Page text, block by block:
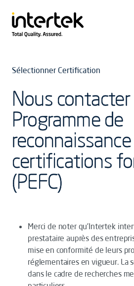
Sélectionner Certification
Nous contacter
Programme de
certifications
(PEFC)
Merci de noter qu’Intertek
prestataire auprès des
mise en conformité de leurs
réglementaires en vigueur. La
dans le cadre de recherches